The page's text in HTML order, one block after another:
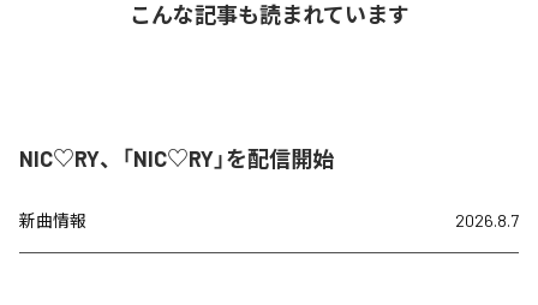
こんな記事も読まれています
NIC♡RY、「NIC♡RY」を配信開始
新曲情報 2026.8.7